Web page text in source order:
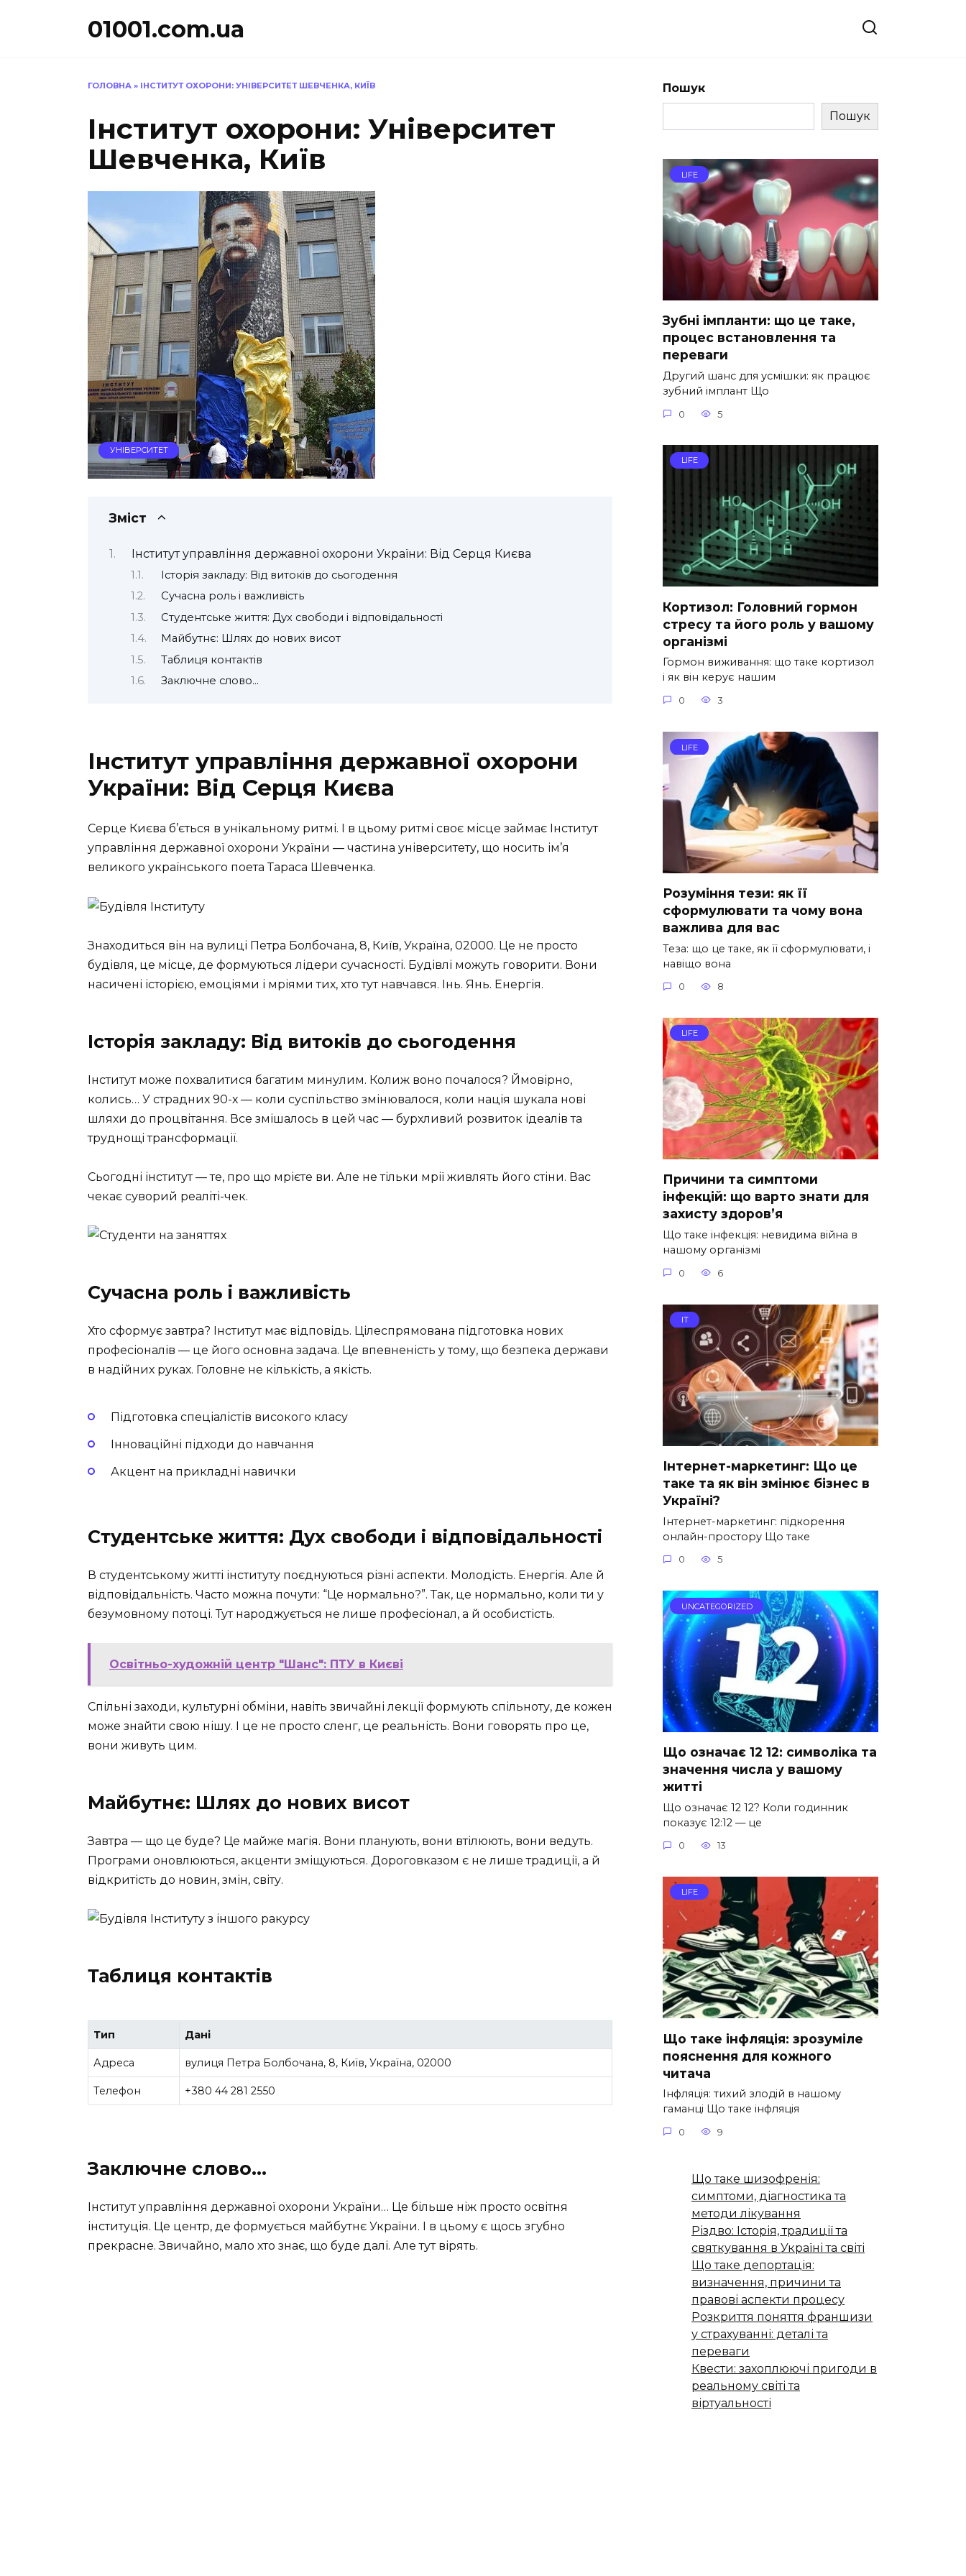
01001.com.ua
ГОЛОВНА » ІНСТИТУТ ОХОРОНИ: УНІВЕРСИТЕТ ШЕВЧЕНКА, КИЇВ
Інститут охорони: Університет
Шевченка, Київ
УНІВЕРСИТЕТ
Зміст
Інститут управління державної охорони України: Від Серця Києва
Історія закладу: Від витоків до сьогодення
Сучасна роль і важливість
Студентське життя: Дух свободи і відповідальності
Майбутнє: Шлях до нових висот
Таблиця контактів
Заключне слово…
Інститут управління державної охорони
України: Від Серця Києва
Серце Києва б’ється в унікальному ритмі. І в цьому ритмі своє місце займає Інститут
управління державної охорони України — частина університету, що носить ім’я
великого українського поета Тараса Шевченка.
Знаходиться він на вулиці Петра Болбочана, 8, Київ, Україна, 02000. Це не просто
будівля, це місце, де формуються лідери сучасності. Будівлі можуть говорити. Вони
насичені історією, емоціями і мріями тих, хто тут навчався. Інь. Янь. Енергія.
Історія закладу: Від витоків до сьогодення
Інститут може похвалитися багатим минулим. Колиж воно почалося? Ймовірно,
колись… У страдних 90-х — коли суспільство змінювалося, коли нація шукала нові
шляхи до процвітання. Все змішалось в цей час — бурхливий розвиток ідеалів та
труднощі трансформації.
Сьогодні інститут — те, про що мрієте ви. Але не тільки мрії живлять його стіни. Вас
чекає суворий реаліті-чек.
Сучасна роль і важливість
Хто сформує завтра? Інститут має відповідь. Цілеспрямована підготовка нових
професіоналів — це його основна задача. Це впевненість у тому, що безпека держави
в надійних руках. Головне не кількість, а якість.
Підготовка спеціалістів високого класу
Інноваційні підходи до навчання
Акцент на прикладні навички
Студентське життя: Дух свободи і відповідальності
В студентському житті інституту поєднуються різні аспекти. Молодість. Енергія. Але й
відповідальність. Часто можна почути: “Це нормально?”. Так, це нормально, коли ти у
безумовному потоці. Тут народжується не лише професіонал, а й особистість.
Освітньо-художній центр "Шанс": ПТУ в Києві
Спільні заходи, культурні обміни, навіть звичайні лекції формують спільноту, де кожен
може знайти свою нішу. І це не просто сленг, це реальність. Вони говорять про це,
вони живуть цим.
Майбутнє: Шлях до нових висот
Завтра — що це буде? Це майже магія. Вони планують, вони втілюють, вони ведуть.
Програми оновлюються, акценти зміщуються. Дороговказом є не лише традиції, а й
відкритість до новин, змін, світу.
Таблиця контактів
Тип Дані
Адреса вулиця Петра Болбочана, 8, Київ, Україна, 02000
Телефон +380 44 281 2550
Заключне слово…
Інститут управління державної охорони України… Це більше ніж просто освітня
інституція. Це центр, де формується майбутнє України. І в цьому є щось згубно
прекрасне. Звичайно, мало хто знає, що буде далі. Але тут вірять.
Пошук
Пошук
LIFE
Зубні імпланти: що це таке,
процес встановлення та
переваги
Другий шанс для усмішки: як працює
зубний імплант Що
0 5
LIFE
Кортизол: Головний гормон
стресу та його роль у вашому
організмі
Гормон виживання: що таке кортизол
і як він керує нашим
0 3
LIFE
Розуміння тези: як її
сформулювати та чому вона
важлива для вас
Теза: що це таке, як її сформулювати, і
навіщо вона
0 8
LIFE
Причини та симптоми
інфекцій: що варто знати для
захисту здоров’я
Що таке інфекція: невидима війна в
нашому організмі
0 6
IT
Інтернет-маркетинг: Що це
таке та як він змінює бізнес в
Україні?
Інтернет-маркетинг: підкорення
онлайн-простору Що таке
0 5
UNCATEGORIZED
Що означає 12 12: символіка та
значення числа у вашому
житті
Що означає 12 12? Коли годинник
показує 12:12 — це
0 13
LIFE
Що таке інфляція: зрозуміле
пояснення для кожного
читача
Інфляція: тихий злодій в нашому
гаманці Що таке інфляція
0 9
Що таке шизофренія:
симптоми, діагностика та
методи лікування
Різдво: Історія, традиції та
святкування в Україні та світі
Що таке депортація:
визначення, причини та
правові аспекти процесу
Розкриття поняття франшизи
у страхуванні: деталі та
переваги
Квести: захоплюючі пригоди в
реальному світі та
віртуальності